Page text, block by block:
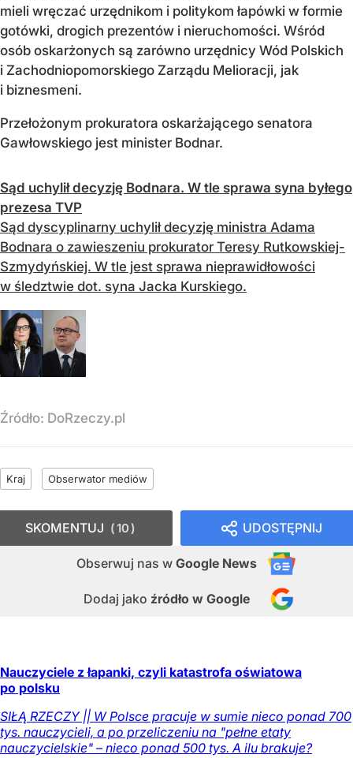
mieli wręczać urzędnikom i politykom łapówki w formie
gotówki, drogich prezentów i nieruchomości. Wśród
osób oskarżonych są zarówno urzędnicy Wód Polskich
i Zachodniopomorskiego Zarządu Melioracji, jak
i biznesmeni.
Przełożonym prokuratora oskarżającego senatora
Gawłowskiego jest minister Bodnar.
Sąd uchylił decyzję Bodnara. W tle sprawa syna byłego
prezesa TVP
Sąd dyscyplinarny uchylił decyzję ministra Adama
Bodnara o zawieszeniu prokurator Teresy Rutkowskiej-
Szmydyńskiej. W tle jest sprawa nieprawidłowości
w śledztwie dot. syna Jacka Kurskiego.
Źródło: DoRzeczy.pl
Kraj Obserwator mediów
UDOSTĘPNIJ
Obserwuj nas w Google News
Dodaj jako źródło w Google
SKOMENTUJ 10
Nauczyciele z łapanki, czyli katastrofa oświatowa
po polsku
SIŁĄ RZECZY || W Polsce pracuje w sumie nieco ponad 700
tys. nauczycieli, a po przeliczeniu na "pełne etaty
nauczycielskie" – nieco ponad 500 tys. A ilu brakuje?